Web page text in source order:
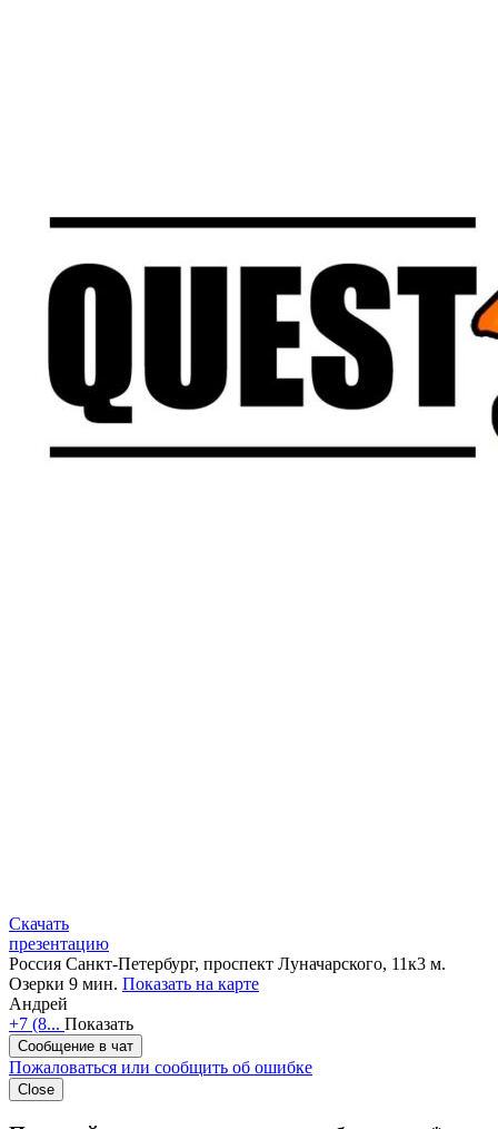
Скачать
презентацию
Россия Санкт-Петербург, проспект Луначарского, 11к3 м.
Озерки 9 мин. Показать на карте
Андрей
+7 (8... Показать
Сообщение в чат
Пожаловаться или сообщить об ошибке
Close